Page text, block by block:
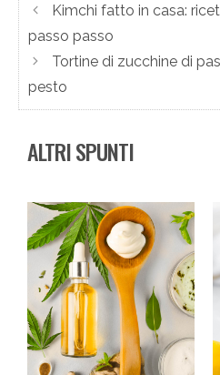
Kimchi fatto in casa:
passo passo
Tortine di zucchine di
pesto
ALTRI SPUNTI